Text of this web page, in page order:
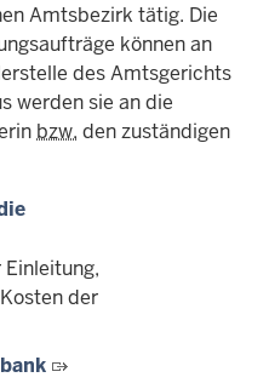
Amtsbezirk tätig. Die
können an
des Amtsgerichts
werden sie an die
bzw. den zuständigen
der